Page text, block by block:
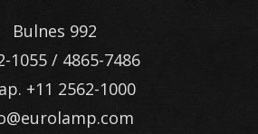
Bulnes 992
1055 / 4865-7486
+11 2562-1000